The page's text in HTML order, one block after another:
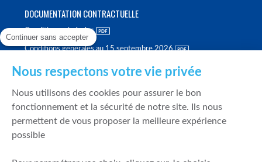
DOCUMENTATION CONTRACTUELLE
Conditions générales
Conditions générales au 15 septembre 2026
Politique de meilleure sélection
Politique de durabilité
Fonds de garantie des dépôts et de résolution
Continuer sans accepter
Nous respectons votre vie privée
Nous utilisons des cookies pour assurer le bon
fonctionnement et la sécurité de notre site. Ils nous
permettent de vous proposer la meilleure expérience
possible